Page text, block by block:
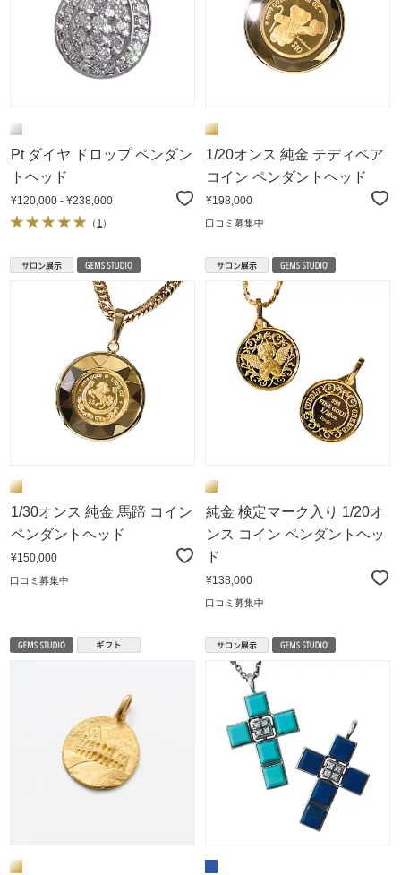
Pt ダイヤ ドロップ ペンダン
トヘッド
¥120,000 - ¥238,000
（ 1 ）
1/20オンス 純金 テディベア
コイン ペンダントヘッド
¥198,000
口コミ募集中
1/30オンス 純金 馬蹄 コイン
ペンダントヘッド
¥150,000
口コミ募集中
純金 検定マーク入り 1/20オ
ンス コイン ペンダントヘッ
ド
¥138,000
口コミ募集中